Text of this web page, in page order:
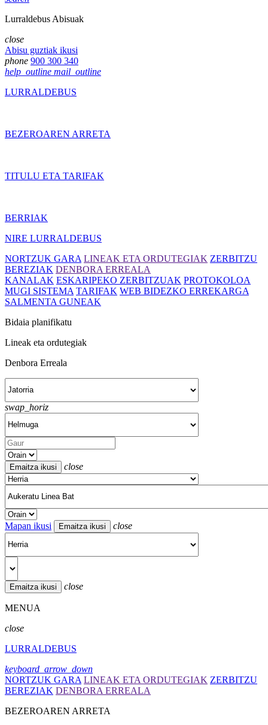
Lurraldebus Abisuak
close
Abisu guztiak ikusi
phone 900 300 340
help_outline mail_outline
LURRALDEBUS
BEZEROAREN ARRETA
TITULU ETA TARIFAK
BERRIAK
NIRE LURRALDEBUS
NORTZUK GARA LINEAK ETA ORDUTEGIAK ZERBITZU
BEREZIAK DENBORA ERREALA
KANALAK ESKARIPEKO ZERBITZUAK PROTOKOLOA
MUGI SISTEMA TARIFAK WEB BIDEZKO ERREKARGA
SALMENTA GUNEAK
Bidaia planifikatu
Lineak eta ordutegiak
Denbora Erreala
swap_horiz
close
Mapan ikusi close
close
MENUA
close
LURRALDEBUS
keyboard_arrow_down
NORTZUK GARA LINEAK ETA ORDUTEGIAK ZERBITZU
BEREZIAK DENBORA ERREALA
BEZEROAREN ARRETA